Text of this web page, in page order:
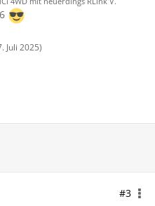
Juli 2025)
#3